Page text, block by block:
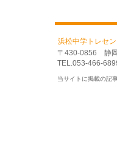
浜松中学トレセ
〒430-0856 静
TEL.053-466-
当サイトに掲載の記